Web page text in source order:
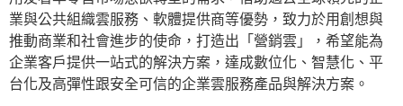
業與公共組織雲服務、軟體提供商等優勢，致力於用創想與
推動商業和社會進步的使命，打造出「營銷雲」，希望能為
企業客戶提供一站式的解決方案，達成數位化、智慧化、平
台化及高彈性跟安全可信的企業雲服務產品與解決方案。